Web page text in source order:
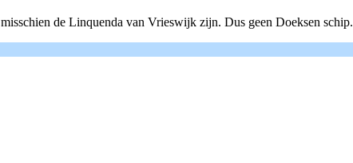
de Linquenda van Vrieswijk zijn. Dus geen Doeksen schip.